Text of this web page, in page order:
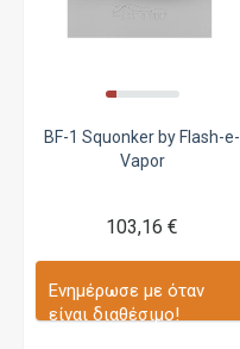
BF-1 Squonker by Flash-e-
Vapor
103,16 €
Ενημέρωσε με όταν
είναι διαθέσιμο!